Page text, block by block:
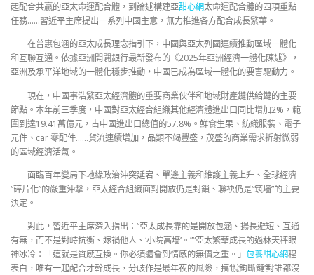
起配合共贏的亞太命運配合體，到論述構建亞甜心網太命運配合體的四項重點
任務……習近平主席提出一系列中國主意，無力推進各方配合成長繁華。
在普惠包涵的亞太成長理念指引下，中國與亞太列國連續推動區域一體化
和互聯互通。依據亞洲開闢銀行最新發布的《2025年亞洲經濟一體化陳述》，
亞洲及承平洋地域的一體化穩步推動，中國已成為區域一體化的要害驅動力。
現在，中國事浩繁亞太經濟體的重要商業伙伴和地域財產鏈供給鏈的主要
節點。本年前三季度，中國對亞太經合組織其他經濟體進出口同比增加2%，範
圍到達19.41萬億元，占中國進出口總值的57.8%。鮮食生果、紡織服裝、電子
元件、car 零配件……貨流連續增加，品類不竭豐盛，茂盛的商業需求折射微弱
的區域經濟活氣。
面臨百年變局下地緣政治沖突延宕、單邊主義和維護主義上升、全球經濟
“碎片化”的嚴重沖擊，亞太經合組織面對開放仍是封鎖、聯袂仍是“筑墻”的主要
決定。
對此，習近平主席深入指出：“亞太成長靠的是開放包涵、揚長避短、互通
有無，而不是對峙抗衡、嫁禍他人、‘小院高墻’。”“亞太繁華成長的過林天秤眼
神冰冷：「這就是質感互換。你必須體會到情感的無價之重。」 包養甜心網程
表白，唯有一起配合才幹成長，分歧作是最年夜的風險，搞‘脫鉤斷鏈’對誰都沒